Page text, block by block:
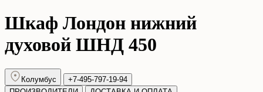
Шкаф Лондон нижний
духовой ШНД 450
Колумбус
+7-495-797-19-94